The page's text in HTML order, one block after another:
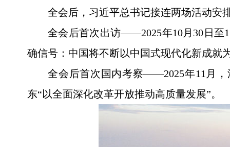
全会后，习近平总书记接连两场活动安
全会后首次出访——2025年10月30日至
确信号：中国将不断以中国式现代化新成就
全会后首次国内考察——2025年11月，
东“以全面深化改革开放推动高质量发展”。